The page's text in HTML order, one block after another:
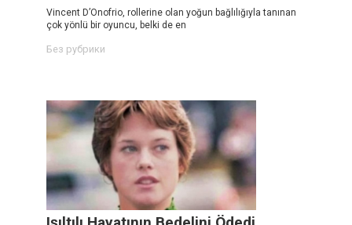
Vincent D’Onofrio, rollerine olan yoğun bağlılığıyla tanınan
çok yönlü bir oyuncu, belki de en
Без рубрики